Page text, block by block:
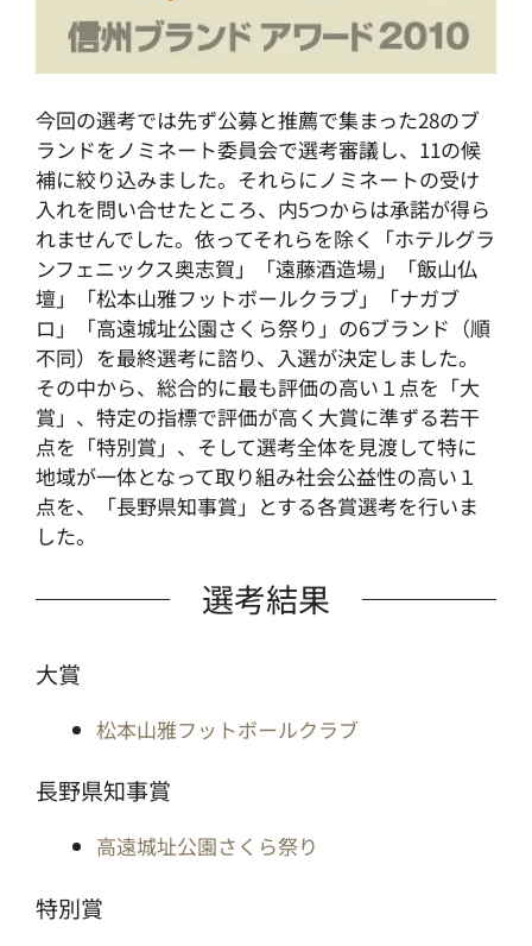
今回の選考では先ず公募と推薦で集まった28のブ
ランドをノミネート委員会で選考審議し、11の候
補に絞り込みました。それらにノミネートの受け
入れを問い合せたところ、内5つからは承諾が得ら
れませんでした。依ってそれらを除く「ホテルグラ
ンフェニックス奥志賀」「遠藤酒造場」「飯山仏
壇」「松本山雅フットボールクラブ」「ナガブ
ロ」「高遠城址公園さくら祭り」の6ブランド（順
不同）を最終選考に諮り、入選が決定しました。
その中から、総合的に最も評価の高い１点を「大
賞」、特定の指標で評価が高く大賞に準ずる若干
点を「特別賞」、そして選考全体を見渡して特に
地域が一体となって取り組み社会公益性の高い１
点を、「長野県知事賞」とする各賞選考を行いま
した。
選考結果
大賞
松本山雅フットボールクラブ
長野県知事賞
高遠城址公園さくら祭り
特別賞